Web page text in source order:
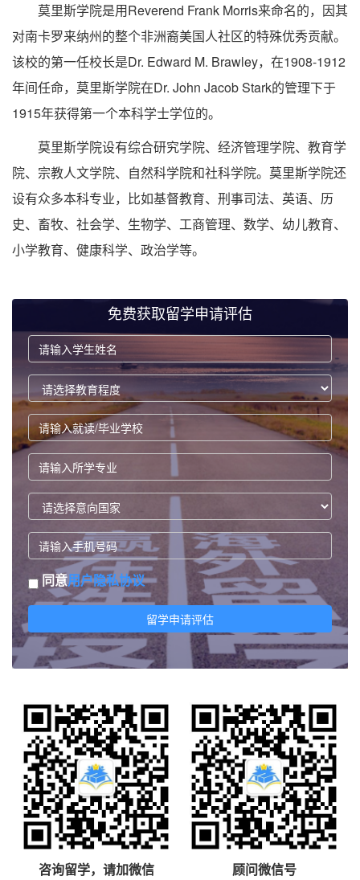
莫里斯学院是用Reverend Frank Morris来命名的，因其
对南卡罗来纳州的整个非洲裔美国人社区的特殊优秀贡献。
该校的第一任校长是Dr. Edward M. Brawley，在1908-1912
年间任命，莫里斯学院在Dr. John Jacob Stark的管理下于
1915年获得第一个本科学士学位的。
莫里斯学院设有综合研究学院、经济管理学院、教育学
院、宗教人文学院、自然科学院和社科学院。莫里斯学院还
设有众多本科专业，比如基督教育、刑事司法、英语、历
史、畜牧、社会学、生物学、工商管理、数学、幼儿教育、
小学教育、健康科学、政治学等。
免费获取留学申请评估
同意用户隐私协议
留学申请评估
咨询留学，请加微信 顾问微信号